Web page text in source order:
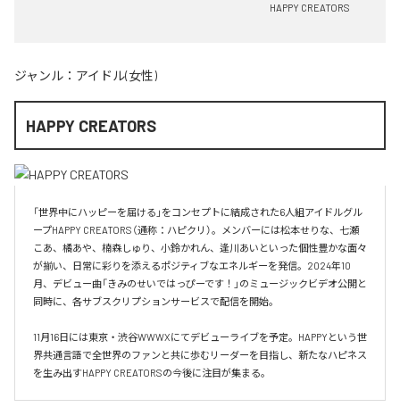
HAPPY CREATORS
ジャンル： アイドル(女性)
HAPPY CREATORS
「世界中にハッピーを届ける」をコンセプトに結成された6人組アイドルグル
ープHAPPY CREATORS（通称：ハピクリ）。メンバーには松本せりな、七瀬
こあ、橘あや、楠森しゅり、小鈴かれん、逢川あいといった個性豊かな面々
が揃い、日常に彩りを添えるポジティブなエネルギーを発信。2024年10
月、デビュー曲「きみのせいではっぴーです！」のミュージックビデオ公開と
同時に、各サブスクリプションサービスで配信を開始。
11月16日には東京・渋谷WWWXにてデビューライブを予定。HAPPYという世
界共通言語で全世界のファンと共に歩むリーダーを目指し、新たなハピネス
を生み出すHAPPY CREATORSの今後に注目が集まる。